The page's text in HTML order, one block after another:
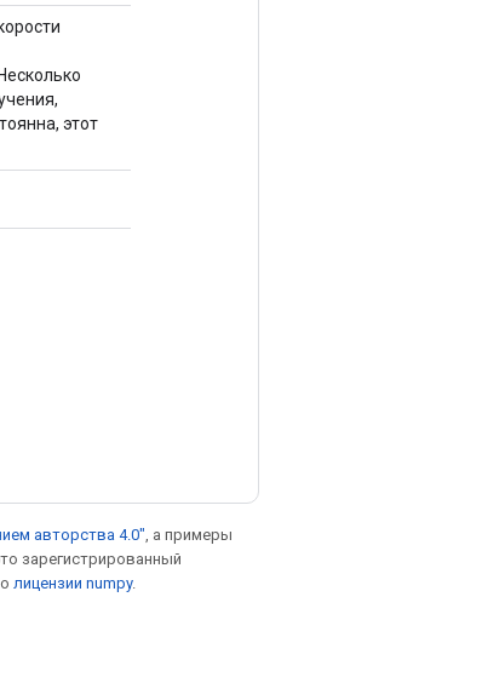
этот
авторства 4.0" , а примеры
зарегистрированный
лицензии numpy.